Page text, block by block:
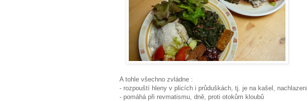
A tohle všechno zvládne :
- rozpouští hleny v plicích i průduškách, tj. je na kašel,
- pomáhá při revmatismu, dně, proti otokům kloubů